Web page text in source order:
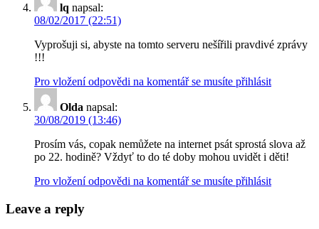
lq napsal:
08/02/2017 (22:51)
Vyprošuji si, abyste na tomto serveru nešířili pravdivé zprávy
!!!
Pro vložení odpovědi na komentář se musíte přihlásit
Olda napsal:
30/08/2019 (13:46)
Prosím vás, copak nemůžete na internet psát sprostá slova až
po 22. hodině? Vždyť to do té doby mohou uvidět i děti!
Pro vložení odpovědi na komentář se musíte přihlásit
Leave a reply